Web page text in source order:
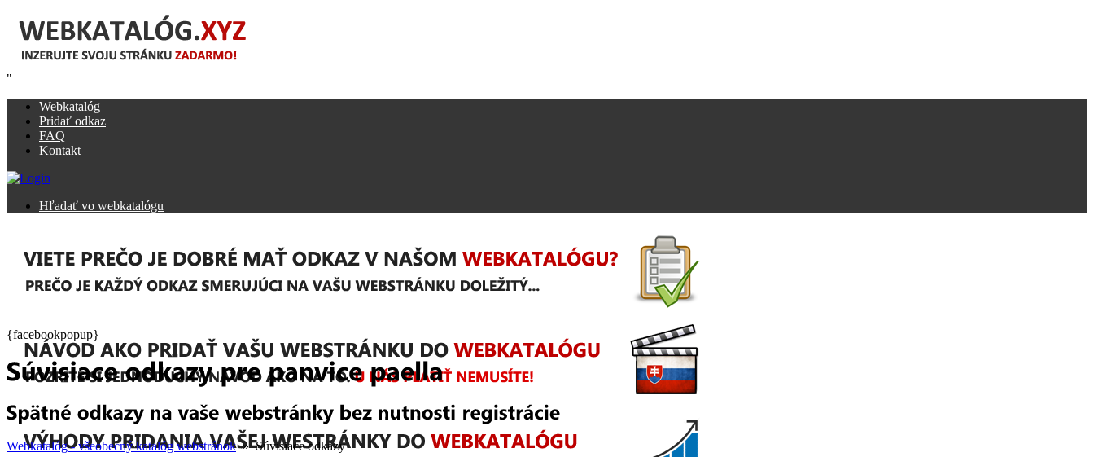
"
Webkatalóg
Pridať odkaz
FAQ
Kontakt
Hľadať vo webkatalógu
{facebookpopup}
Webkatalóg - všeobecný katalóg webstránok» Súvisiace odkazy